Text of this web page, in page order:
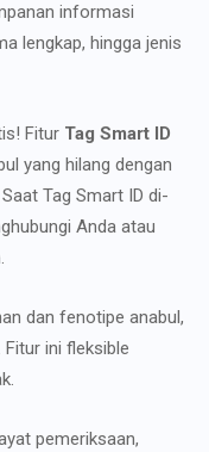
informasi
lengkap, hingga jenis
Fitur Tag Smart ID
yang hilang dengan
Tag Smart ID di-
Anda atau
dan fenotipe anabul,
ini fleksible
pemeriksaan,